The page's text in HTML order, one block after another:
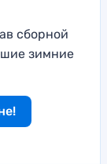
сборной
зимние